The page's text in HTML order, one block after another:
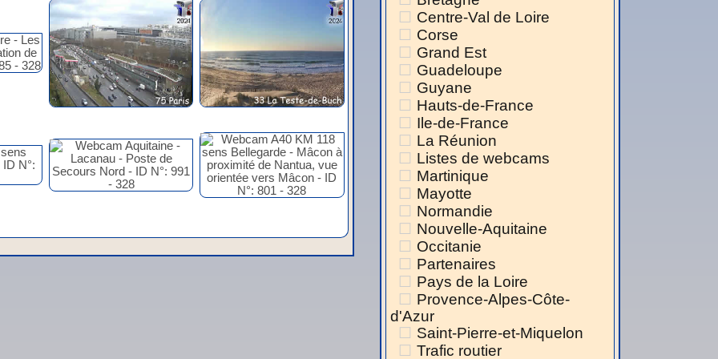
Centre-Val de Loire
Corse
Grand Est
Guadeloupe
Guyane
Hauts-de-France
Ile-de-France
La Réunion
Listes de webcams
Martinique
Mayotte
Normandie
Nouvelle-Aquitaine
Occitanie
Partenaires
Pays de la Loire
Provence-Alpes-Côte-
d'Azur
Saint-Pierre-et-Miquelon
Trafic routier